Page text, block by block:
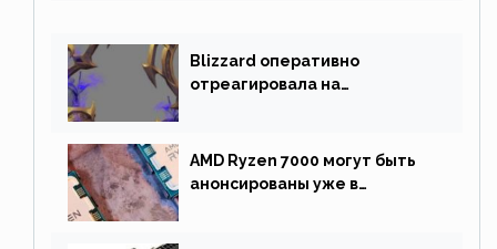
Blizzard оперативно
отреагировала на
AMD Ryzen 7000 могут быть
анонсированы уже в